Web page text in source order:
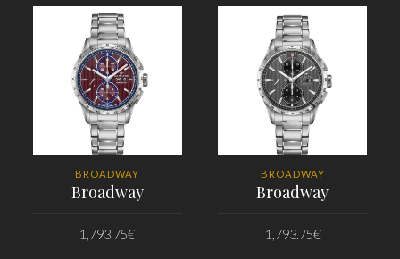
BROADWAY
Broadway
1,793.75€
BROADWAY
Broadway
1,793.75€